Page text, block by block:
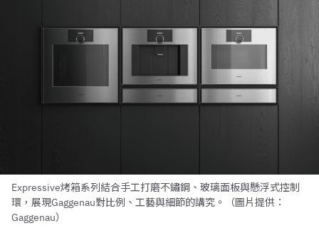
Expressive烤箱系列結合手工打磨不鏽鋼、玻璃面板與懸浮式控制
環，展現Gaggenau對比例、工藝與細節的講究。（圖片提供：
Gaggenau）